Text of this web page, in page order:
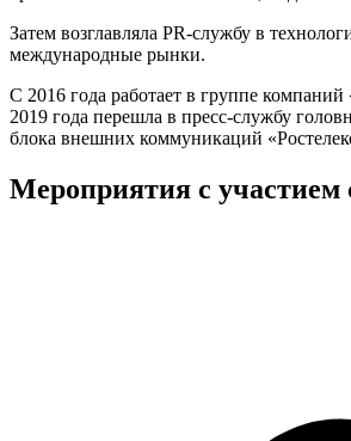
Затем возглавляла PR-службу в
международные рынки.
С 2016 года работает в группе
2019 года перешла в пресс-службу
блока внешних коммуникаций
Мероприятия с участием